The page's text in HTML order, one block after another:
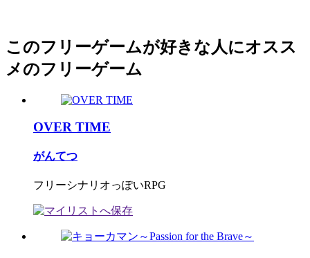
このフリーゲームが好きな人にオスス
メのフリーゲーム
OVER TIME
がんてつ
フリーシナリオっぽいRPG